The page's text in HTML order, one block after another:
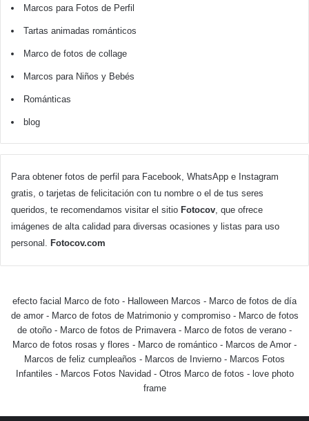
Marcos para Fotos de Perfil
Tartas animadas románticos
Marco de fotos de collage
Marcos para Niños y Bebés
Románticas
blog
Para obtener fotos de perfil para Facebook, WhatsApp e Instagram
gratis, o tarjetas de felicitación con tu nombre o el de tus seres
queridos, te recomendamos visitar el sitio Fotocov , que ofrece
imágenes de alta calidad para diversas ocasiones y listas para uso
personal.
Fotocov.com
efecto facial Marco de foto - Halloween Marcos - Marco de fotos de día
de amor- Marco de fotos de Matrimonio y compromiso- Marco de fotos
de otoño - Marco de fotos de Primavera - Marco de fotos de verano -
Marco de fotos rosas y flores - Marco de romántico - Marcos de Amor -
Marcos de feliz cumpleaños - Marcos de Invierno - Marcos Fotos
Infantiles - Marcos Fotos Navidad - Otros Marco de fotos - love photo
frame